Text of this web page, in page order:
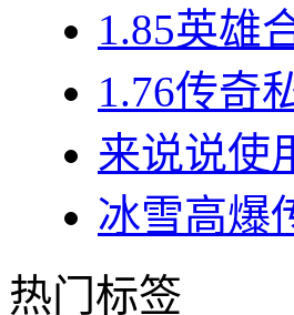
1.85英雄
1.76传奇
来说说使
冰雪高爆
热门标签